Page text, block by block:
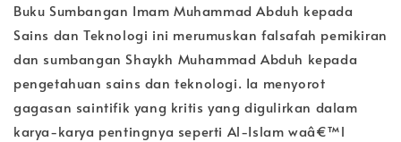
Buku Sumbangan Imam Muhammad Abduh kepada
Sains dan Teknologi ini merumuskan falsafah pemikiran
dan sumbangan Shaykh Muhammad Abduh kepada
pengetahuan sains dan teknologi. Ia menyorot
gagasan saintifik yang kritis yang digulirkan dalam
karya-karya pentingnya seperti Al-Islam waâ€™l